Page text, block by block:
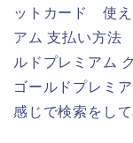
ットカード 使え
アム 支払い方法
ルドプレミアム
ゴールドプレミ
感じで検索をして